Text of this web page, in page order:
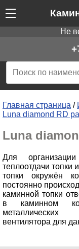
Не
Главная страница /
Luna diamond RD
Luna
Для
теплоотдачи топки
топки окружён
постоянно
каминной топки
в каминном
металлических
вентилятора для